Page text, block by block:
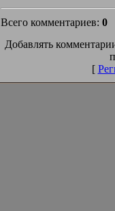
Всего комментариев: 0
Добавлять
[